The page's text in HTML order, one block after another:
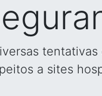
tentativas
a sites